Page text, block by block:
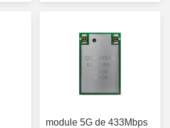
module 5G de 433Mbps